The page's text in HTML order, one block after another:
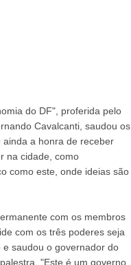
do DF", proferida pelo
Cavalcanti, saudou os
a honra de receber
na cidade, como
como este, onde ideias são
com os membros
com os três poderes seja
saudou o governador do
"Este é um governo